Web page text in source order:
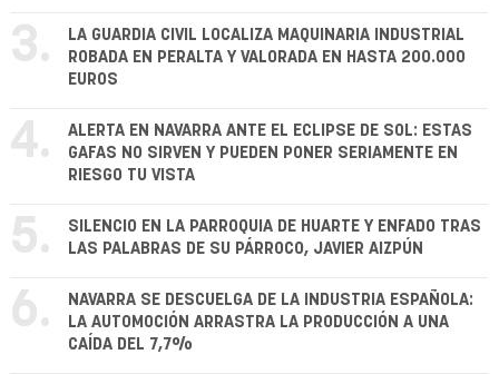
3.
LA GUARDIA CIVIL LOCALIZA MAQUINARIA INDUSTRIAL
ROBADA EN PERALTA Y VALORADA EN HASTA 200.000
EUROS
4.
ALERTA EN NAVARRA ANTE EL ECLIPSE DE SOL: ESTAS
GAFAS NO SIRVEN Y PUEDEN PONER SERIAMENTE EN
RIESGO TU VISTA
5.
SILENCIO EN LA PARROQUIA DE HUARTE Y ENFADO TRAS
LAS PALABRAS DE SU PÁRROCO, JAVIER AIZPÚN
6.
NAVARRA SE DESCUELGA DE LA INDUSTRIA ESPAÑOLA:
LA AUTOMOCIÓN ARRASTRA LA PRODUCCIÓN A UNA
CAÍDA DEL 7,7%